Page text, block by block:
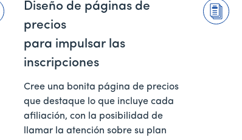
Diseño de páginas de
precios
para impulsar las
inscripciones
Cree una bonita página de precios
que destaque lo que incluye cada
afiliación, con la posibilidad de
llamar la atención sobre su plan